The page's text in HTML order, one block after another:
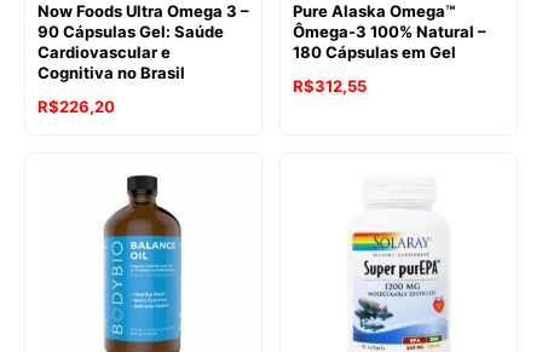
Now Foods Ultra Omega 3 –
90 Cápsulas Gel: Saúde
Cardiovascular e
Cognitiva no Brasil
R$226,20
Pure Alaska Omega™
Ômega-3 100% Natural –
180 Cápsulas em Gel
R$312,55